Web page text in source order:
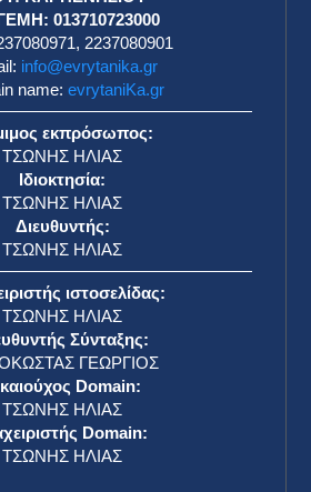
013710723000
2237080901
info@evrytanika.gr
name: evrytaniKa.gr
εκπρόσωπος:
ΤΣΩΝΗΣ ΗΛΙΑΣ
Ιδιοκτησία:
ΤΣΩΝΗΣ ΗΛΙΑΣ
Διευθυντής:
ΤΣΩΝΗΣ ΗΛΙΑΣ
ιστοσελίδας:
ΤΣΩΝΗΣ ΗΛΙΑΣ
Σύνταξης:
ΓΕΩΡΓΙΟΣ
Domain:
ΤΣΩΝΗΣ ΗΛΙΑΣ
Domain:
ΤΣΩΝΗΣ ΗΛΙΑΣ